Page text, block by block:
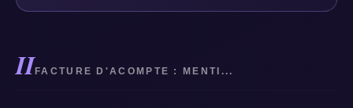
IIFACTURE D'ACOMPTE : MENTI...